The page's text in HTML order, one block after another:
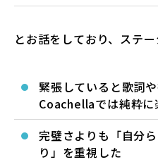
とお話をしており、ステー
緊張していると歌詞
Coachellaでは純粋に
完璧さよりも「自分
り」を重視した